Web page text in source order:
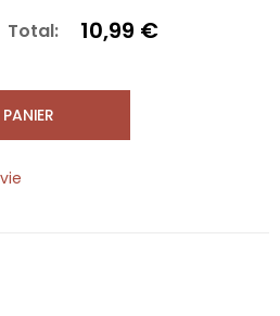
Total: 10,99 €